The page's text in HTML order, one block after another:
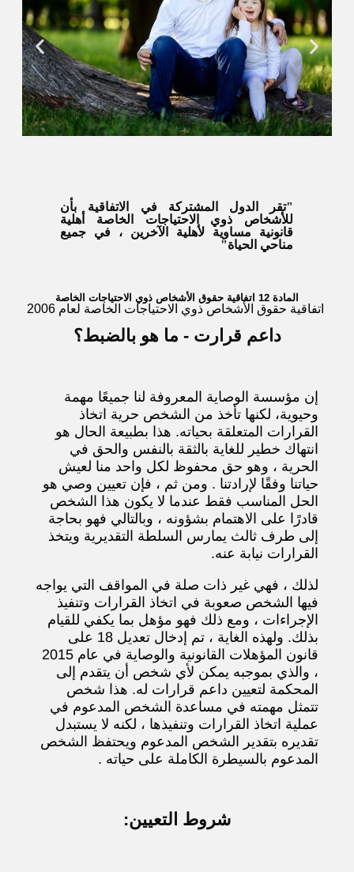
"تقر الدول المشتركة في الاتفاقية بأن
للأشخاص ذوي الاحتياجات الخاصة أهلية
قانونية مساوية لأهلية الآخرين ، في جميع
مناحي الحياة"
المادة 12 اتفاقية حقوق الأشخاص ذوي الاحتياجات الخاصة
اتفاقية حقوق الأشخاص ذوي الاحتياجات الخاصة لعام 2006
داعم قرارت - ما هو بالضبط؟
إن مؤسسة الوصاية المعروفة لنا جميعًا مهمة
وحيوية، لكنها تأخذ من الشخص حرية اتخاذ
القرارات المتعلقة بحياته. هذا بطبيعة الحال هو
انتهاك خطير للغاية بالثقة بالنفس والحق في
الحرية ، وهو حق محفوظ لكل واحد منا لعيش
حياتنا وفقًا لإرادتنا . ومن ثم ، فإن تعيين وصي هو
الحل المناسب فقط عندما لا يكون هذا الشخص
قادرًا على الاهتمام بشؤونه ، وبالتالي فهو بحاجة
إلى طرف ثالث يمارس السلطة التقديرية ويتخذ
القرارات نيابة عنه.
لذلك ، فهي غير ذات صلة في المواقف التي يواجه
فيها الشخص صعوبة في اتخاذ القرارات وتنفيذ
الإجراءات ، ومع ذلك فهو مؤهل بما يكفي للقيام
بذلك. ولهذه الغاية ، تم إدخال تعديل 18 على
قانون المؤهلات القانونية والوصاية في عام 2015
، والذي بموجبه يمكن لأي شخص أن يتقدم إلى
المحكمة لتعيين داعم قرارات له. هذا شخص
تتمثل مهمته في مساعدة الشخص المدعوم في
عملية اتخاذ القرارات وتنفيذها ، لكنه لا يستبدل
تقديره بتقدير الشخص المدعوم ويحتفظ الشخص
المدعوم بالسيطرة الكاملة على حياته .
شروط التعيين: